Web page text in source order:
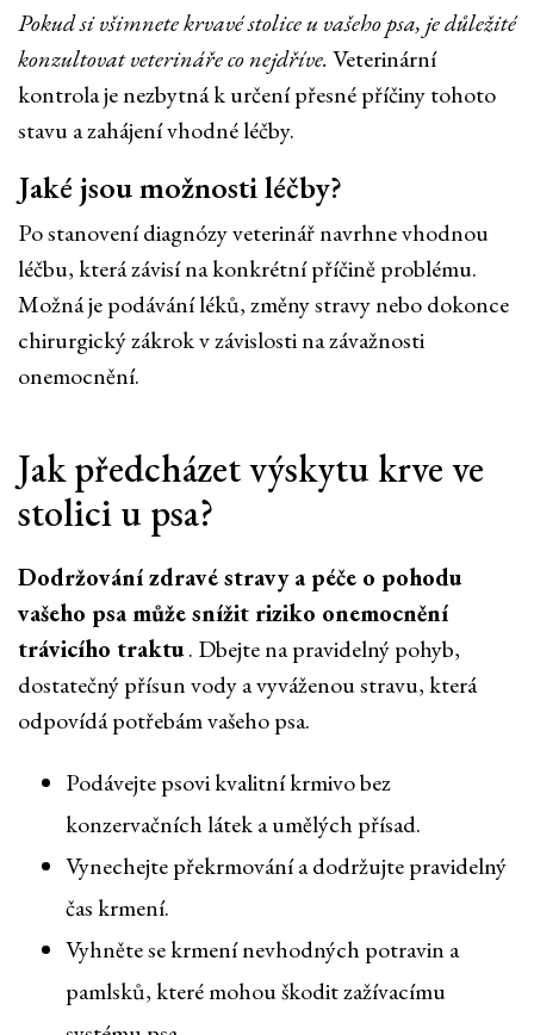
Pokud si všimnete krvavé stolice u vašeho psa, je důležité
konzultovat veterináře co nejdříve.Veterinární
kontrola je nezbytná k určení přesné příčiny tohoto
stavu a zahájení vhodné léčby.
Jaké jsou možnosti léčby?
Po stanovení diagnózy veterinář navrhne vhodnou
léčbu, která závisí na konkrétní příčině problému.
Možná je podávání léků, změny stravy nebo dokonce
chirurgický zákrok v závislosti na závažnosti
onemocnění.
Jak předcházet výskytu krve ve
stolici u psa?
Dodržování zdravé stravy a péče o pohodu
vašeho psa může snížit riziko onemocnění
trávicího traktu. Dbejte na pravidelný pohyb,
dostatečný přísun vody a vyváženou stravu, která
odpovídá potřebám vašeho psa.
Podávejte psovi kvalitní krmivo bez
konzervačních látek a umělých přísad.
Vynechejte překrmování a dodržujte pravidelný
čas krmení.
Vyhněte se krmení nevhodných potravin a
pamlsků, které mohou škodit zažívacímu